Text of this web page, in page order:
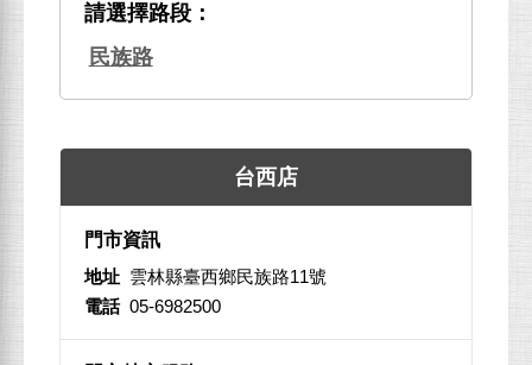
請選擇路段：
民族路
台西店
地址 雲林縣臺西鄉民族路11號
電話 05-6982500